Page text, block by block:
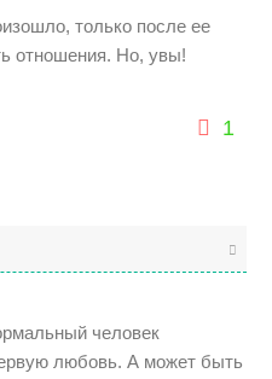
только после ее
отношения. Но, увы!
1
человек
любовь. А может быть